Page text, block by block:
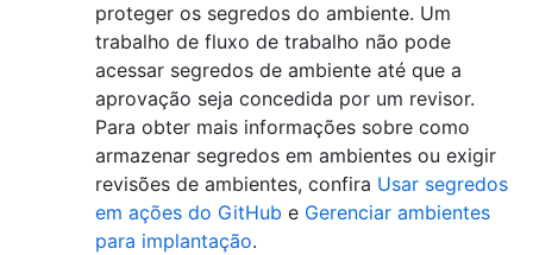
proteger os segredos do ambiente. Um
trabalho de fluxo de trabalho não pode
acessar segredos de ambiente até que a
aprovação seja concedida por um revisor.
Para obter mais informações sobre como
armazenar segredos em ambientes ou exigir
revisões de ambientes, confira Usar segredos
em ações do GitHub e Gerenciar ambientes
para implantação.